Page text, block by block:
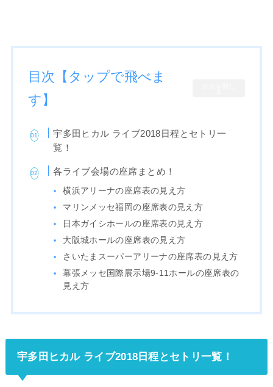
目次【タップで飛べま
す】
宇多田ヒカル ライブ2018日程とセトリ一
覧！
各ライブ会場の座席まとめ！
横浜アリーナの座席表の見え方
マリンメッセ福岡の座席表の見え方
日本ガイシホールの座席表の見え方
大阪城ホールの座席表の見え方
さいたまスーパーアリーナの座席表の見え方
幕張メッセ国際展示場9-11ホールの座席表の
見え方
宇多田ヒカル ライブ2018日程とセトリ一覧！